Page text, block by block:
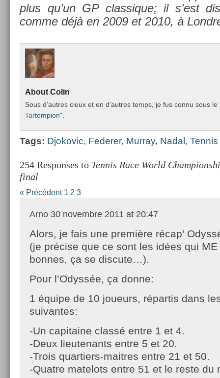
plus qu’un GP clas­sique; il s’est
comme déjà en 2009 et 2010, à
About Colin
Sous d'aut­res cieux et en d'aut­res temps, je fus connu sous le
Tar­temp­ion".
Tags: Djokovic, Feder­er, Mur­ray, Nadal ,
254 Responses to Tennis Race World
final
« Précédent 1 2 3
Arno 30 novembre 2011 at 20:47
Alors, je fais une première récap’
(je précise que ce sont les idées qui
bonnes, ça se discute…).
Pour l’Odyssée, ça donne:
1 équipe de 10 joueurs, répartis dans
suivantes:
-Un capitaine classé entre 1 et 4.
-Deux lieutenants entre 5 et 20.
-Trois quartiers-maitres entre 21 et 50.
-Quatre matelots entre 51 et le reste du